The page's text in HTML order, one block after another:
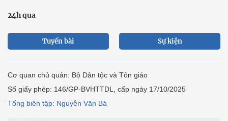
24h qua
Tuyến bài Sự kiện
Cơ quan chủ quản: Bộ Dân tộc và Tôn giáo
Số giấy phép: 146/GP-BVHTTDL, cấp ngày 17/10/2025
Tổng biên tập: Nguyễn Văn Bá